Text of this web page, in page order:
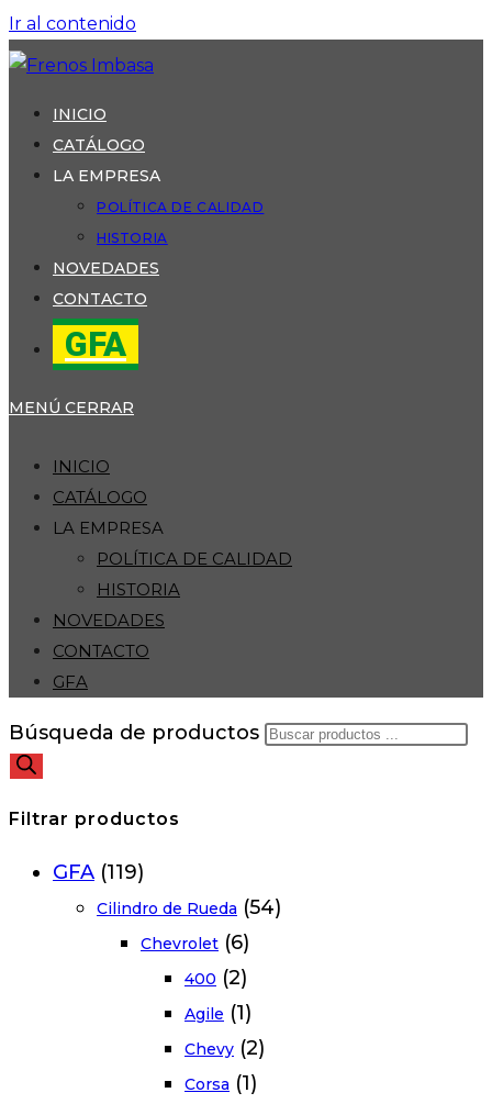
Ir al contenido
INICIO
CATÁLOGO
LA EMPRESA
POLÍTICA DE CALIDAD
HISTORIA
NOVEDADES
CONTACTO
GFA
MENÚ CERRAR
INICIO
CATÁLOGO
LA EMPRESA
POLÍTICA DE CALIDAD
HISTORIA
NOVEDADES
CONTACTO
GFA
Búsqueda de productos
Filtrar productos
GFA (119)
Cilindro de Rueda (54)
Chevrolet (6)
400 (2)
Agile (1)
Chevy (2)
Corsa (1)